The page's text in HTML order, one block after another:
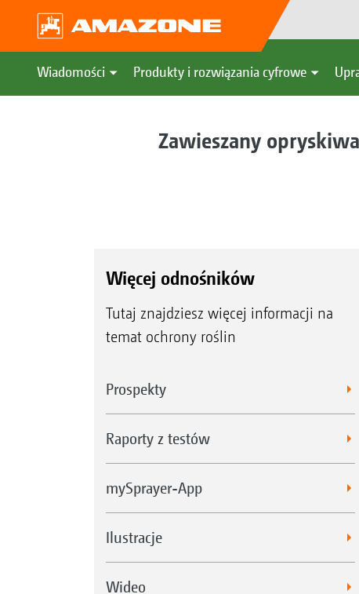
Wiadomości Produkty i rozwiązania cyfrowe
Zawieszany
Więcej odnośników
Tutaj znajdziesz więcej informacji na
temat ochrony roślin
Prospekty
Raporty z testów
mySprayer-App
Ilustracje
Wideo